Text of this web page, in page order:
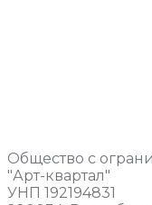
Общество с
"Арт-квартал"
УНП 192194831